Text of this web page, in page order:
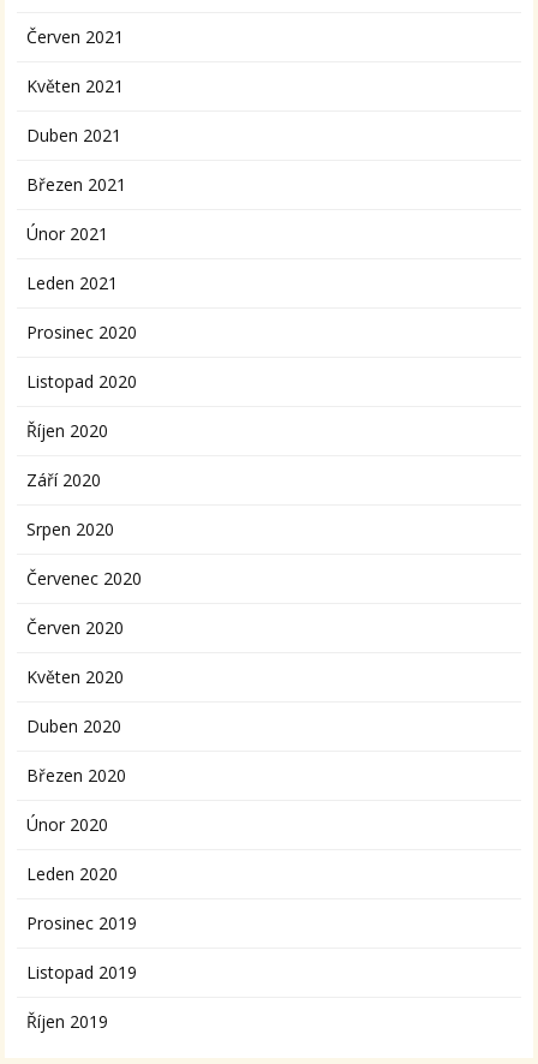
Červen 2021
Květen 2021
Duben 2021
Březen 2021
Únor 2021
Leden 2021
Prosinec 2020
Listopad 2020
Říjen 2020
Září 2020
Srpen 2020
Červenec 2020
Červen 2020
Květen 2020
Duben 2020
Březen 2020
Únor 2020
Leden 2020
Prosinec 2019
Listopad 2019
Říjen 2019